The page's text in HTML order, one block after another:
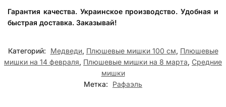
Гарантия качества. Украинское производство. Удобная и
быстрая доставка. Заказывай!
Категорий: Медведи, Плюшевые мишки 100 см, Плюшевые
мишки на 14 февраля, Плюшевые мишки на 8 марта, Средние
мишки
Метка:
Рафаэль